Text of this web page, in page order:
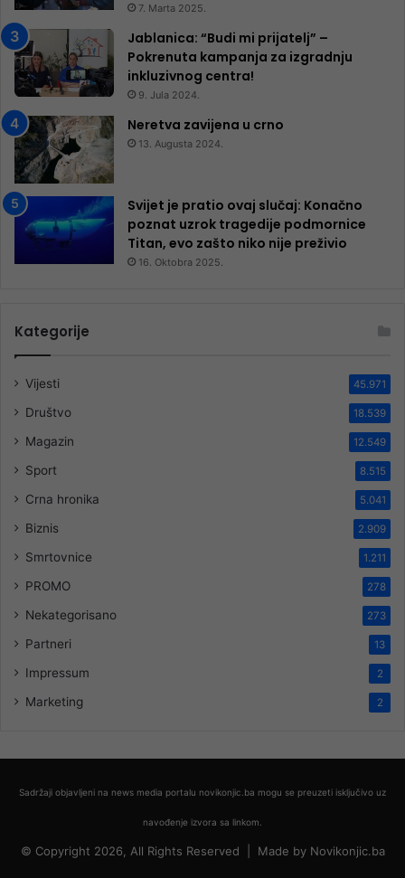
7. Marta 2025.
Jablanica: “Budi mi prijatelj” –
Pokrenuta kampanja za izgradnju
inkluzivnog centra!
9. Jula 2024.
Neretva zavijena u crno
13. Augusta 2024.
Svijet je pratio ovaj slučaj: Konačno
poznat uzrok tragedije podmornice
Titan, evo zašto niko nije preživio
16. Oktobra 2025.
Kategorije
Vijesti 45.971
Društvo 18.539
Magazin 12.549
Sport 8.515
Crna hronika 5.041
Biznis 2.909
Smrtovnice 1.211
PROMO 278
Nekategorisano 273
Partneri 13
Impressum 2
Marketing 2
Sadržaji objavljeni na news media portalu novikonjic.ba mogu se preuzeti isključivo uz
navođenje izvora sa linkom.
© Copyright 2026, All Rights Reserved | Made by Novikonjic.ba